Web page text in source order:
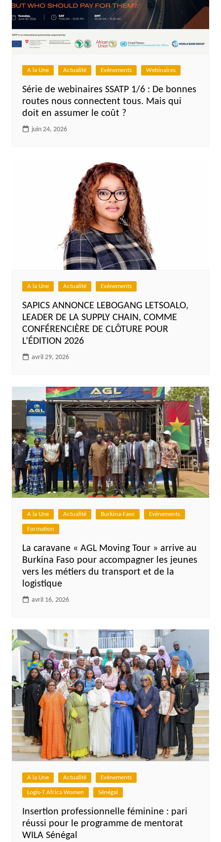
A la Une Actualité Evénements Webinaires
Série de webinaires SSATP 1/6 : De bonnes
routes nous connectent tous. Mais qui
doit en assumer le coût ?
juin 24, 2026
A la Une Actualité Evénements
SAPICS ANNONCE LEBOGANG LETSOALO,
LEADER DE LA SUPPLY CHAIN, COMME
CONFÉRENCIÈRE DE CLÔTURE POUR
L’ÉDITION 2026
avril 29, 2026
A la Une Actualité Burkina-Faso Evénements
Formation
La caravane « AGL Moving Tour » arrive au
Burkina Faso pour accompagner les jeunes
vers les métiers du transport et de la
logistique
avril 16, 2026
A la Une Actualité Evénements
Logis-T Africa Women Sénégal
Insertion professionnelle féminine : pari
réussi pour le programme de mentorat
WILA Sénégal